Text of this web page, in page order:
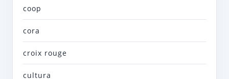
coop
cora
croix rouge
cultura